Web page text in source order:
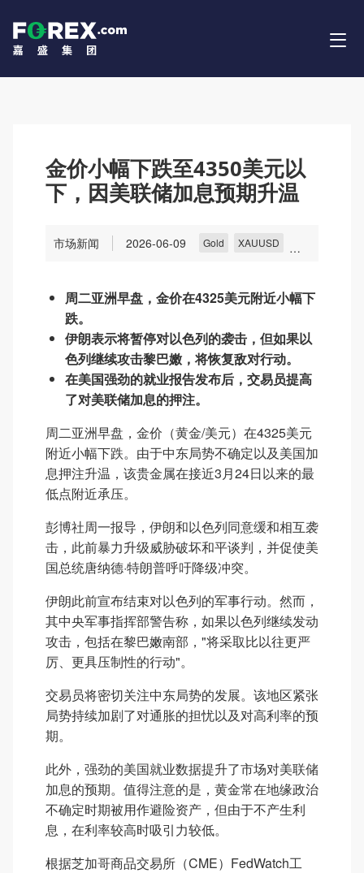
金价小幅下跌至4350美元以
下，因美联储加息预期升温
市场新闻 2026-06-09 Gold XAUUSD
周二亚洲早盘，金价在4325美元附近小幅下
跌。
伊朗表示将暂停对以色列的袭击，但如果以
色列继续攻击黎巴嫩，将恢复敌对行动。
在美国强劲的就业报告发布后，交易员提高
了对美联储加息的押注。
周二亚洲早盘，金价（黄金/美元）在4325美元
附近小幅下跌。由于中东局势不确定以及美国加
息押注升温，该贵金属在接近3月24日以来的最
低点附近承压。
彭博社周一报导，伊朗和以色列同意缓和相互袭
击，此前暴力升级威胁破坏和平谈判，并促使美
国总统唐纳德·特朗普呼吁降级冲突。
伊朗此前宣布结束对以色列的军事行动。然而，
其中央军事指挥部警告称，如果以色列继续发动
攻击，包括在黎巴嫩南部，"将采取比以往更严
厉、更具压制性的行动"。
交易员将密切关注中东局势的发展。该地区紧张
局势持续加剧了对通胀的担忧以及对高利率的预
期。
此外，强劲的美国就业数据提升了市场对美联储
加息的预期。值得注意的是，黄金常在地缘政治
不确定时期被用作避险资产，但由于不产生利
息，在利率较高时吸引力较低。
根据芝加哥商品交易所（CME）FedWatch工